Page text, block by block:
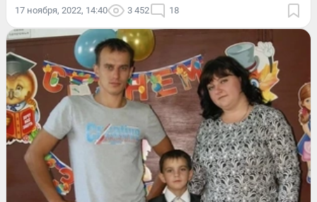
17 ноября, 2022, 14:40 3 452 18